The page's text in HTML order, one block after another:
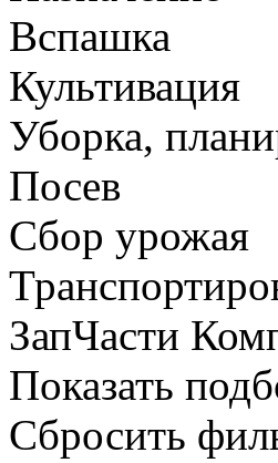
Вспашка
Культивация
Уборка,
Посев
Сбор урожая
ЗапЧасти
Показать
Сбросить